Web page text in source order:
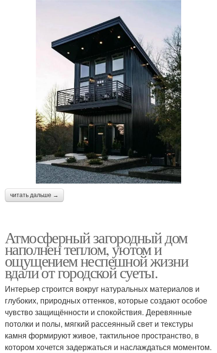
читать дальше →
Атмосферный загородный дом
наполнен теплом, уютом и
ощущением неспешной жизни
вдали от городской суеты.
Интерьер строится вокруг натуральных материалов и
глубоких, природных оттенков, которые создают особое
чувство защищённости и спокойствия. Деревянные
потолки и полы, мягкий рассеянный свет и текстуры
камня формируют живое, тактильное пространство, в
котором хочется задержаться и наслаждаться моментом.